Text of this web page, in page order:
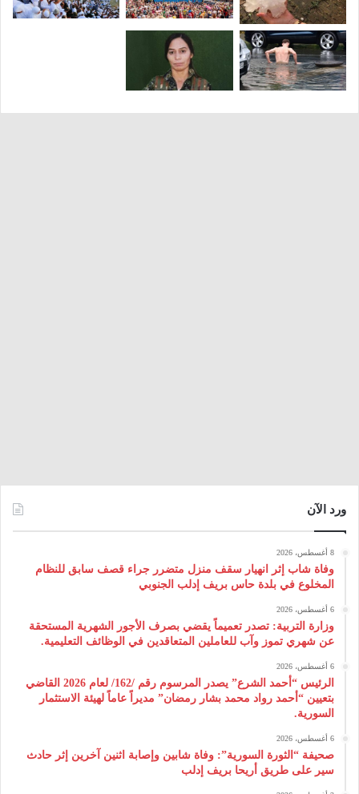
ورد الآن
8 أغسطس، 2026
وفاة شاب إثر انهيار سقف منزل متضرر جراء قصف سابق للنظام
المخلوع في بلدة حاس بريف إدلب الجنوبي
6 أغسطس، 2026
وزارة التربية: تصدر تعميماً يقضي بصرف الأجور الشهرية المستحقة
عن شهري تموز وآب للعاملين المتعاقدين في الوظائف التعليمية.
6 أغسطس، 2026
الرئيس “أحمد الشرع” يصدر المرسوم رقم /162/ لعام 2026 ‌القاضي
بتعيين “أحمد رواد محمد بشار رمضان” مديراً عاماً لهيئة ‌الاستثمار
السورية.
6 أغسطس، 2026
صحيفة “الثورة السورية”: وفاة شابين وإصابة اثنين آخرين إثر حادث
سير على طريق أريحا بريف إدلب